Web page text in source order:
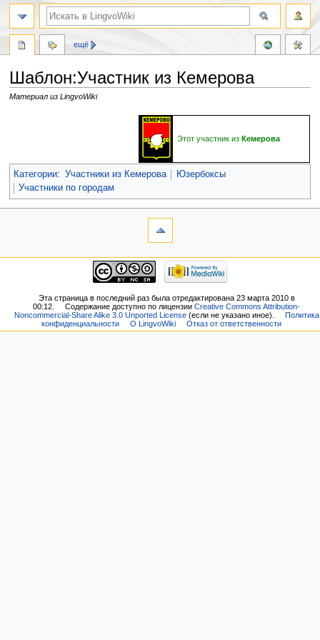
Шаблон:Участник из Кемерова
Материал из LingvoWiki
Этот участник из Кемерова
Категории: Участники из Кемерова
Юзербоксы
Участники по городам
ещё
Эта страница в последний раз была отредактирована 23 марта 2010 в
00:12.
Содержание доступно по лицензииCreative Commons Attribution-
Noncommercial-Share Alike 3.0 Unported License(если не указано иное).
Политика
конфиденциальности
О LingvoWiki Отказ от ответственности